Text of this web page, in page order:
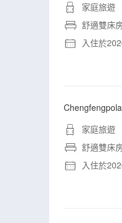
家庭旅遊
舒適雙床
入住於
家庭旅遊
舒適雙床
入住於